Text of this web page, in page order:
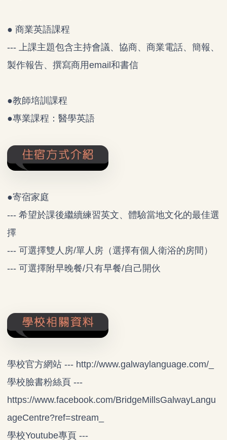
● 商業英語課程
--- 上課主題包含主持會議、協商、商業電話、簡報、
製作報告、撰寫商用email和書信
●教師培訓課程
●專業課程：醫學英語
●寄宿家庭
--- 希望於課後繼續練習英文、體驗當地文化的最佳選
擇
--- 可選擇雙人房/單人房（選擇有個人衛浴的房間）
--- 可選擇附早晚餐/只有早餐/自己開伙
學校官方網站 --- http://www.galwaylanguage.com/
學校臉書粉絲頁 ---
https://www.facebook.com/BridgeMillsGalwayLangu
ageCentre?ref=stream
學校Youtube專頁 ---